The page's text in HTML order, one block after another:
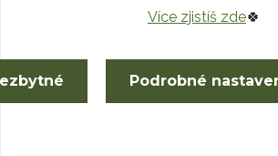
© 2024-2026 Magický les | Talismany a
Více zjistíš zde🍀
Podrobné